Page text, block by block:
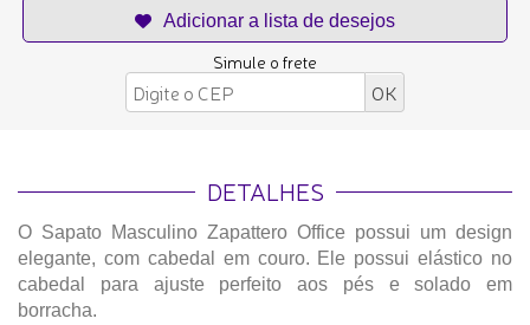
Simule o frete
DETALHES
O Sapato Masculino Zapattero Office possui um design
elegante, com cabedal em couro. Ele possui elástico no
cabedal para ajuste perfeito aos pés e solado em
borracha.